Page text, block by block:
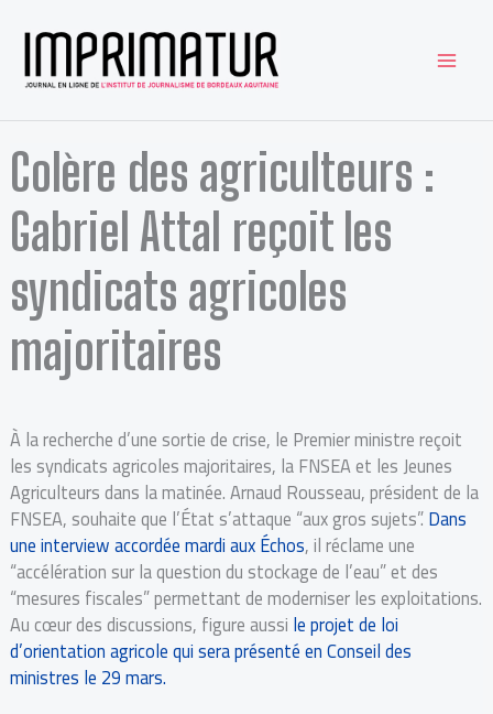
Colère des agriculteurs :
Gabriel Attal reçoit les
syndicats agricoles
majoritaires
À la recherche d’une sortie de crise, le Premier ministre reçoit
les syndicats agricoles majoritaires, la FNSEA et les Jeunes
Agriculteurs dans la matinée. Arnaud Rousseau, président de la
FNSEA, souhaite que l’État s’attaque “aux gros sujets”.Dans
une interview accordée mardi aux Échos, il réclame une
“accélération sur la question du stockage de l’eau” et des
“mesures fiscales” permettant de moderniser les exploitations.
Au cœur des discussions, figure aussi le projet de loi
d’orientation agricole qui sera présenté en Conseil des
ministres le 29 mars.